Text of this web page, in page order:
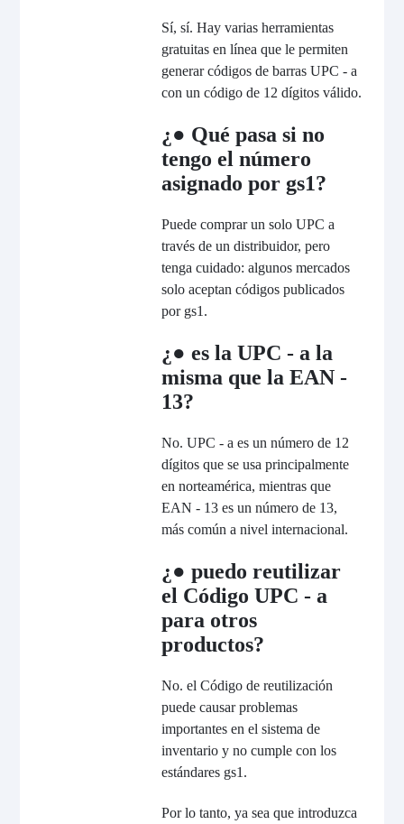
Sí, sí. Hay varias herramientas
gratuitas en línea que le permiten
generar códigos de barras UPC - a
con un código de 12 dígitos válido.
¿● Qué pasa si no
tengo el número
asignado por gs1?
Puede comprar un solo UPC a
través de un distribuidor, pero
tenga cuidado: algunos mercados
solo aceptan códigos publicados
por gs1.
¿● es la UPC - a la
misma que la EAN -
13?
No. UPC - a es un número de 12
dígitos que se usa principalmente
en norteamérica, mientras que
EAN - 13 es un número de 13,
más común a nivel internacional.
¿● puedo reutilizar
el Código UPC - a
para otros
productos?
No. el Código de reutilización
puede causar problemas
importantes en el sistema de
inventario y no cumple con los
estándares gs1.
Por lo tanto, ya sea que introduzca